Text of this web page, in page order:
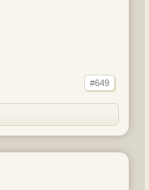
#649